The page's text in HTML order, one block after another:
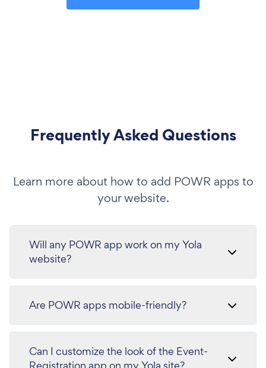
Frequently Asked Questions
Learn more about how to add POWR apps to
your website.
Will any POWR app work on my Yola
website?
Are POWR apps mobile-friendly?
Can I customize the look of the Event-